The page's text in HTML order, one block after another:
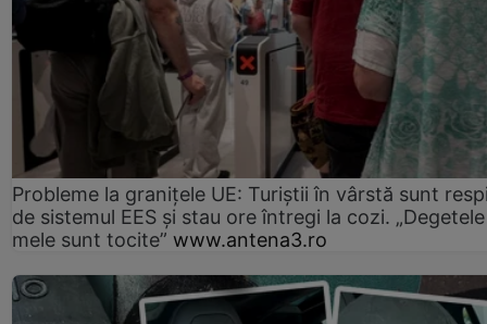
Probleme la granițele UE: Turiștii în vârstă sunt
de sistemul EES și stau ore întregi la cozi. „Degetele
mele sunt tocite” www.antena3.ro